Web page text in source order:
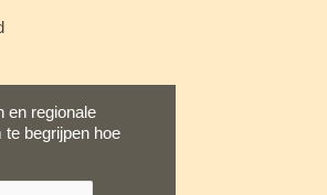
en regionale
begrijpen hoe